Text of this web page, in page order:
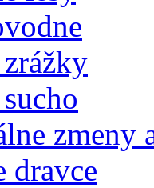
zmeny
dravce